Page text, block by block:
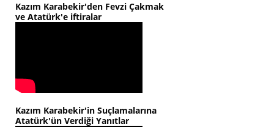
Kazım Karabekir'den Fevzi Çakmak
ve Atatürk'e iftiralar
Kazım Karabekir'in Suçlamalarına
Atatürk'ün Verdiği Yanıtlar